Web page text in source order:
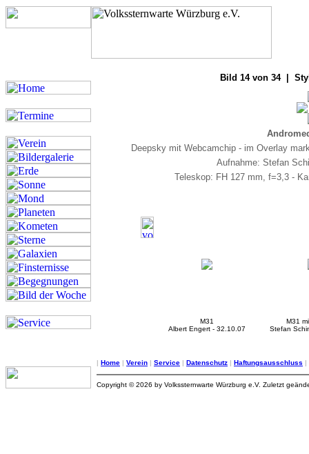
Bild 14 von 34 |
Deepsky mit Webcamchip - im Overlay
Aufnahme: Stefan
Teleskop: FH 127 mm, f=3,3 -
M31
Albert Engert - 32.10.07
M31
Stefan
| Home | Verein | Service | Datenschutz | Haftungsausschluss |
Copyright © 2026 by Volkssternwarte Würzburg e.V. Zuletzt